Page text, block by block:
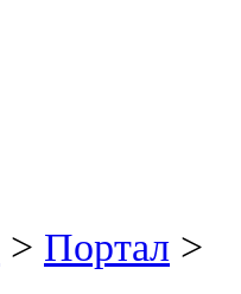
> Портал >